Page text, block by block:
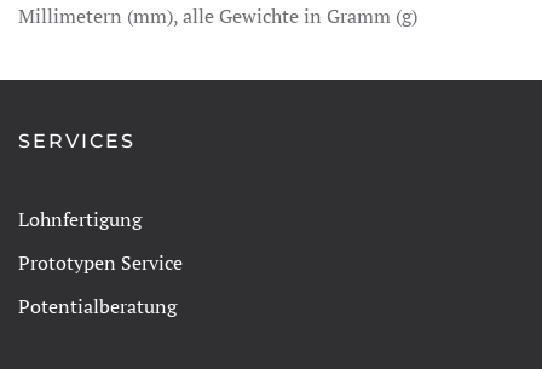
Millimetern (mm), alle Gewichte in Gramm (g)
SERVICES
Lohnfertigung
Prototypen Service
Potentialberatung